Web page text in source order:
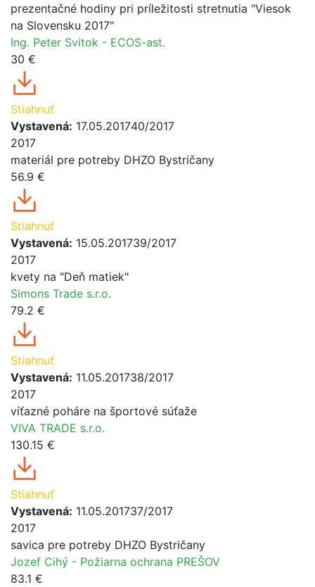
prezentačné hodiny pri príležitosti stretnutia "Viesok
na Slovensku 2017"
Ing. Peter Svitok - ECOS-ast.
30 €
Stiahnuť
Vystavená: 17.05.201740/2017
2017
materiál pre potreby DHZO Bystričany
56.9 €
Stiahnuť
Vystavená: 15.05.201739/2017
2017
kvety na "Deň matiek"
Simons Trade s.r.o.
79.2 €
Stiahnuť
Vystavená: 11.05.201738/2017
2017
víťazné poháre na športové súťaže
VIVA TRADE s.r.o.
130.15 €
Stiahnuť
Vystavená: 11.05.201737/2017
2017
savica pre potreby DHZO Bystričany
Jozef Cihý - Požiarna ochrana PREŠOV
83.1 €